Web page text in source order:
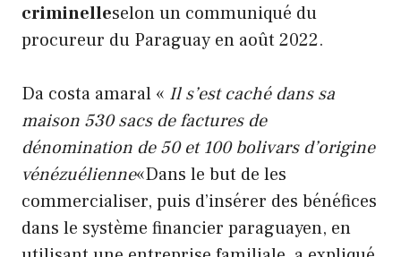
criminelleselon un communiqué du
procureur du Paraguay en août 2022.
Da costa amaral « Il s’est caché dans sa
maison 530 sacs de factures de
dénomination de 50 et 100 bolivars d’origine
vénézuélienne«Dans le but de les
commercialiser, puis d’insérer des bénéfices
dans le système financier paraguayen, en